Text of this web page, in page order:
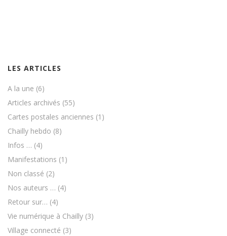
LES ARTICLES
A la une (6)
Articles archivés (55)
Cartes postales anciennes (1)
Chailly hebdo (8)
Infos … (4)
Manifestations (1)
Non classé (2)
Nos auteurs … (4)
Retour sur… (4)
Vie numérique à Chailly (3)
Village connecté (3)